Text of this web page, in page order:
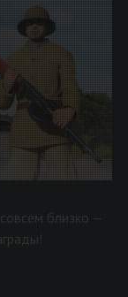
близко —